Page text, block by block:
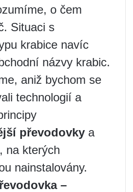
o čem
Situaci s
krabice navíc
názvy krabic.
aniž bychom se
technologií a
převodovky a
na kterých
nainstalovány.
–